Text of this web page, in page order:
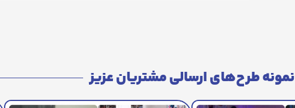
نمونه طرح‌های ارسالی مشتریان عزیز